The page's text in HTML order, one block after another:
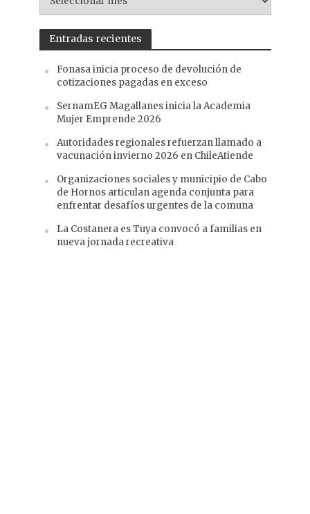
ANTERIORES
Entradas recientes
Fonasa inicia proceso de devolución de
cotizaciones pagadas en exceso
SernamEG Magallanes inicia la Academia
Mujer Emprende 2026
Autoridades regionales refuerzan llamado a
vacunación invierno 2026 en ChileAtiende
Organizaciones sociales y municipio de Cabo
de Hornos articulan agenda conjunta para
enfrentar desafíos urgentes de la comuna
La Costanera es Tuya convocó a familias en
nueva jornada recreativa